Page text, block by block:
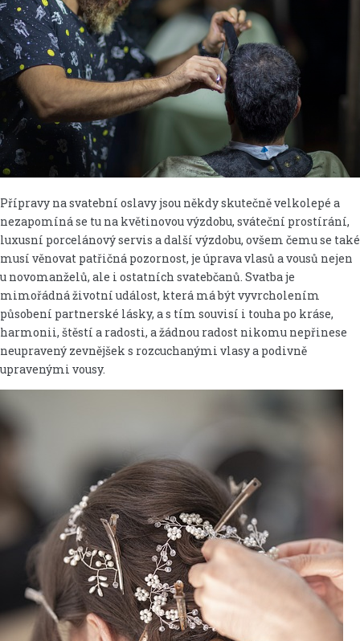
Přípravy na svatební oslavy jsou někdy skutečně velkolepé a
nezapomíná se tu na květinovou výzdobu, sváteční prostírání,
luxusní porcelánový servis a další výzdobu, ovšem čemu se také
musí věnovat patřičná pozornost, je úprava vlasů a vousů nejen
u novomanželů, ale i ostatních svatebčanů. Svatba je
mimořádná životní událost, která má být vyvrcholením
působení partnerské lásky, a s tím souvisí i touha po kráse,
harmonii, štěstí a radosti, a žádnou radost nikomu nepřinese
neupravený zevnějšek s rozcuchanými vlasy a podivně
upravenými vousy.